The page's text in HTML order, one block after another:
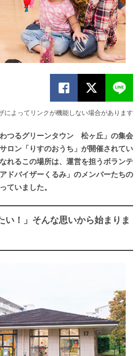
によってリンクが機能しない場合があります
つるグリーンタウン 松ヶ丘」の集会
ロン「りすのおうち」が開催されてい
れるこの場所は、運営を担うボランテ
ドバイザーくるみ」のメンバーたちの
ていました。
い！」そんな思いから始まりま